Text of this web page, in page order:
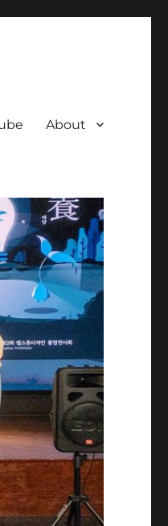
About